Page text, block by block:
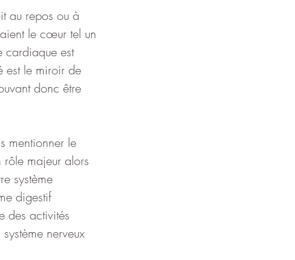
au repos ou à
le cœur tel un
cardiaque est
est le miroir de
donc être
mentionner le
rôle majeur alors
système
digestif
des activités
nerveux